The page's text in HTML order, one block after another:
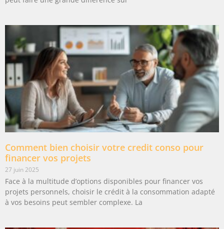
Comment bien choisir votre credit conso pour
financer vos projets
27 juin 2025
Face à la multitude d’options disponibles pour financer vos
projets personnels, choisir le crédit à la consommation adapté
à vos besoins peut sembler complexe. La